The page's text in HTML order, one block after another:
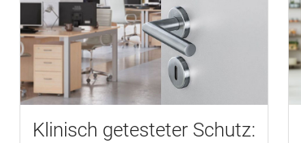
Klinisch getesteter Schutz: